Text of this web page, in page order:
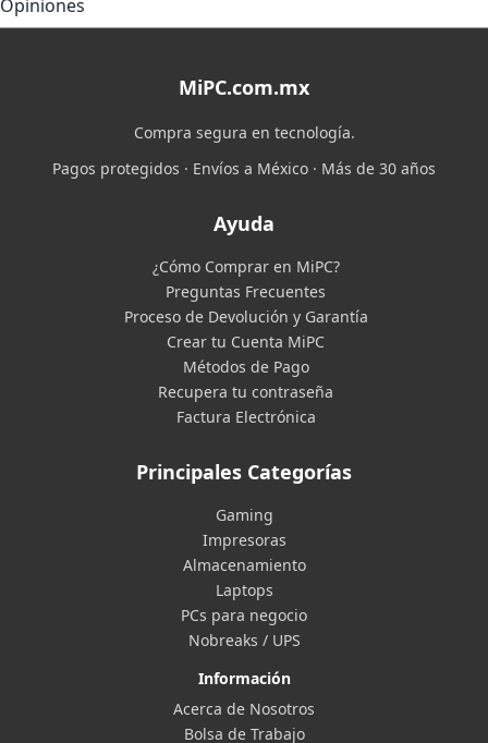
Opiniones
MiPC.com.mx
Compra segura en tecnología.
Pagos protegidos · Envíos a México · Más de 30 años
Ayuda
¿Cómo Comprar en MiPC?
Preguntas Frecuentes
Proceso de Devolución y Garantía
Crear tu Cuenta MiPC
Métodos de Pago
Recupera tu contraseña
Factura Electrónica
Principales Categorías
Gaming
Impresoras
Almacenamiento
Laptops
PCs para negocio
Nobreaks / UPS
Información
Acerca de Nosotros
Bolsa de Trabajo